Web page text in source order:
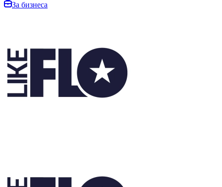
За бизнеса